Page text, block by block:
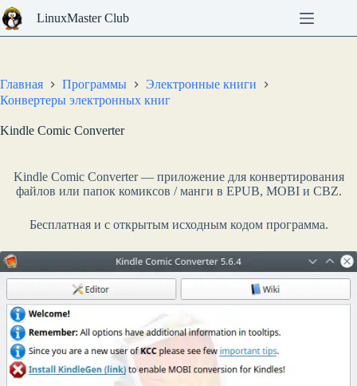
Перейти
к
сути
LinuxMaster Club
Главная Программы
Электронные книги
Конвертеры электронных книг
Kindle Comic Converter
Kindle Comic Converter — приложение для конвертирования
файлов или папок комиксов / манги в EPUB, MOBI и CBZ.
Бесплатная и с открытым исходным кодом программа.